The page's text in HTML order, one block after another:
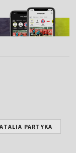
PARTYKA